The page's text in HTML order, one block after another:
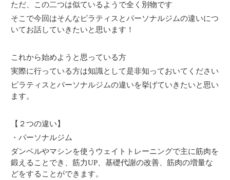
ただ、この二つは似ているようで全く別物です
そこで今回はそんなピラティスとパーソナルジムの違いにつ
いてお話していきたいと思います！
これから始めようと思っている方
実際に行っている方は知識として是非知っておいてください
ピラティスとパーソナルジムの違いを挙げていきたいと思い
ます。
【２つの違い】
・パーソナルジム
ダンベルやマシンを使うウェイトトレーニングで主に筋肉を
鍛えることでき、筋力UP、基礎代謝の改善、筋肉の増量な
どをすることができます。